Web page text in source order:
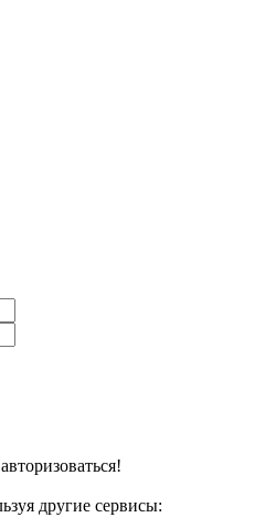
другие сервисы: